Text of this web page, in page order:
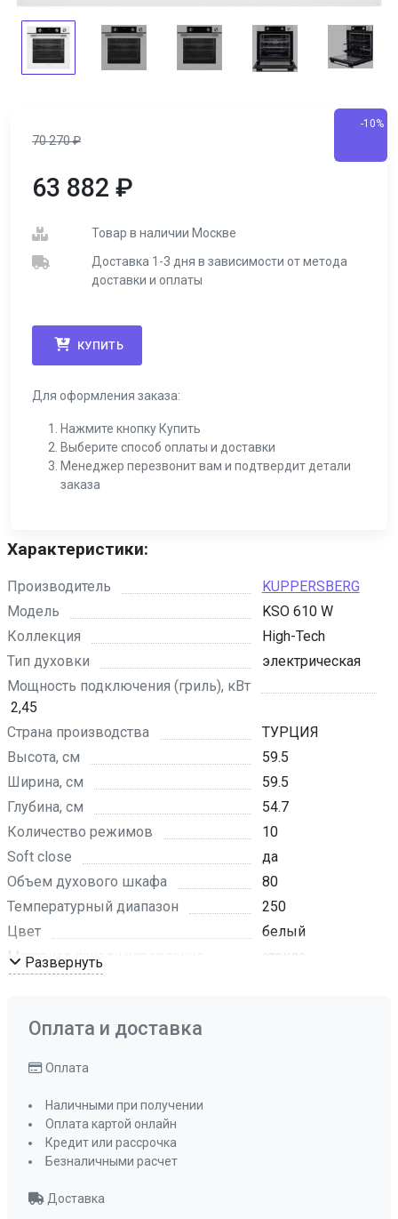
70 270₽
-10%
63 882 ₽
Товар в наличии Москве
Доставка 1-3 дня в зависимости от метода
доставки и оплаты
КУПИТЬ
Для оформления заказа:
Нажмите кнопку Купить
Выберите способ оплаты и доставки
Менеджер перезвонит вам и подтвердит детали
заказа
Характеристики:
Производитель
KUPPERSBERG
Модель
KSO 610 W
Коллекция
High-Tech
Тип духовки
электрическая
Мощность подключения (гриль), кВт
2,45
Страна производства
ТУРЦИЯ
Высота, см
59.5
Ширина, см
59.5
Глубина, см
54.7
Количество режимов
10
Soft close
да
Объем духового шкафа
80
Температурный диапазон
250
Цвет
белый
Материал панели управления
стекло
Нижний нагрев
Макси-Гриль с конвекцией
Турбо режим
Разморозка
Развернуть
Оплата и доставка
Оплата
Наличными при получении
Оплата картой онлайн
Кредит или рассрочка
Безналичными расчет
Доставка